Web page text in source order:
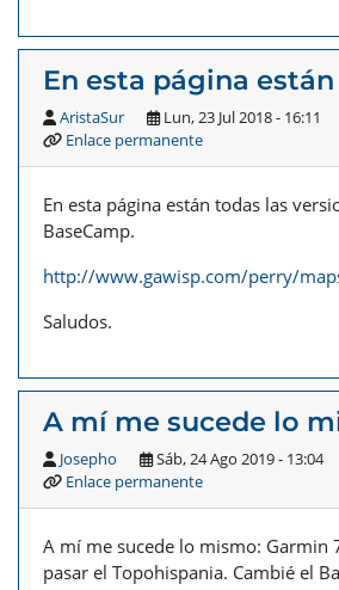
En esta página
AristaSur
Lun, 23 Jul 2018 - 16:11
Enlace permanente
En esta página están todas las
BaseCamp.
http://www.gawisp.com/perry/
Saludos.
A mí me sucede lo
Josepho
Sáb, 24 Ago 2019 - 13:04
Enlace permanente
A mí me sucede lo mismo: Garmin
pasar el Topohispania. Cambié el